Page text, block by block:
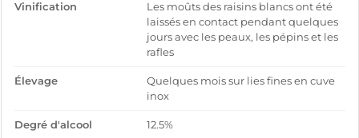
Vinification
Les moûts des raisins blancs ont été
laissés en contact pendant quelques
jours avec les peaux, les pépins et les
rafles
Élevage
Quelques mois sur lies fines en cuve
inox
Degré d'alcool 12.5%